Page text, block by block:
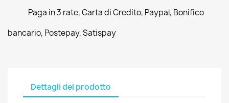
Paga in 3 rate, Carta di Credito, Paypal, Bonifico
bancario, Postepay, Satispay
Dettagli del prodotto